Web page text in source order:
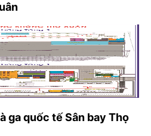
ga quốc tế Sân bay Thọ